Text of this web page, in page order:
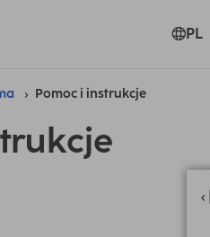
PL
Pomoc i instrukcje